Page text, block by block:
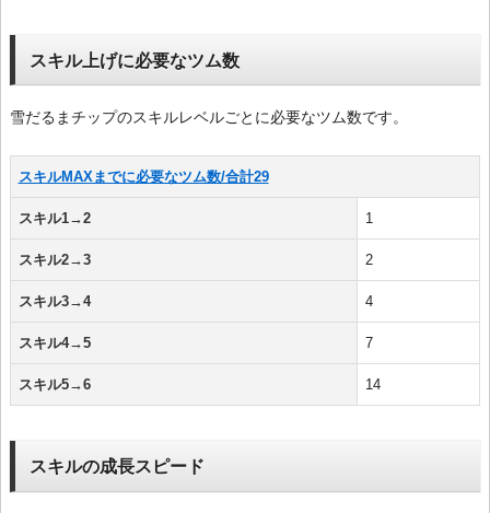
スキル上げに必要なツム数
雪だるまチップのスキルレベルごとに必要なツム数です。
スキルMAXまでに必要なツム数/合計29
スキル1→2 1
スキル2→3 2
スキル3→4 4
スキル4→5 7
スキル5→6 14
スキルの成長スピード